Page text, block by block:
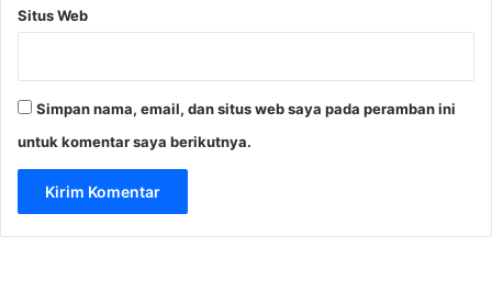
a
Situs Web
Simpan nama, email, dan situs web saya pada peramban ini
untuk komentar saya berikutnya.